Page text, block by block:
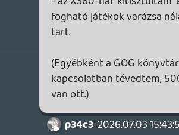
Mondjuk a fizikai pártiság nem
automatikusan egyenlő a digitális
könyvtáram 1060 játékot és 725 DLC-t
számlál, GOG-on is van 300+, illetve a
PS4/5 digitális "gyűjteményem" nagyobb,
mint a dobozos. Ettől függetlenül ami
számomra fontos, hogy lemezen legyen
meg, azt eddig többnyire inkább úgy
szereztem be (a Driveclub-ot pedig